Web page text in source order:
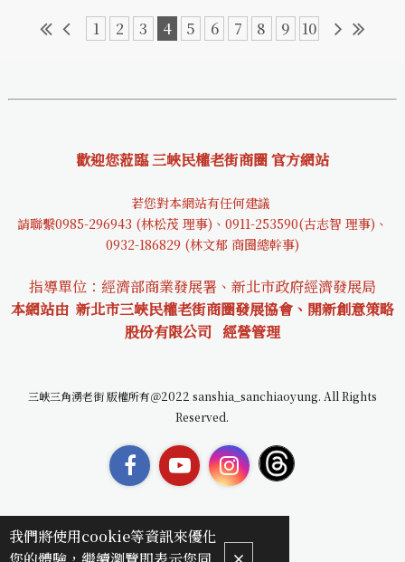
1 2 3 4 5 6 7 8 9 10
歡迎您蒞臨 三峽民權老街商圈 官方網站
若您對本網站有任何建議
請聯繫0985-296943 (林松茂 理事)、0911-253590(古志智 理事)、
0932-186829 (林文郁 商圈總幹事)
指導單位：經濟部商業發展署、新北市政府經濟發展局
本網站由 新北市三峽民權老街商圈發展協會、開新創意策略
股份有限公司 經營管理
三峽三角湧老街 版權所有＠2022 sanshia_sanchiaoyung. All Rights
Reserved.
我們將使用cookie等資訊來優化